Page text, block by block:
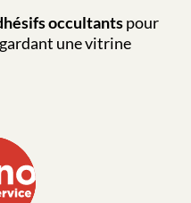
occultantspour
une vitrine